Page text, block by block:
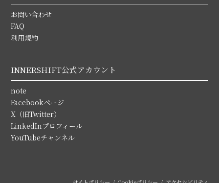
お問い合わせ
FAQ
利用規約
INNERSHIFT公式アカウント
note
Facebookページ
X（旧Twitter）
LinkedInプロフィール
YouTubeチャンネル